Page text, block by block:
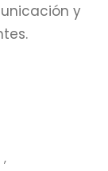
y
,